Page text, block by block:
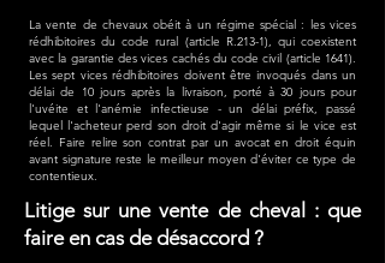
La vente de chevaux obéit à un régime spécial : les vices
rédhibitoires du code rural (article R.213-1), qui coexistent
avec la garantie des vices cachés du code civil (article 1641).
Les sept vices rédhibitoires doivent être invoqués dans un
délai de 10 jours après la livraison, porté à 30 jours pour
l'uvéite et l'anémie infectieuse - un délai préfix, passé
lequel l'acheteur perd son droit d'agir même si le vice est
réel. Faire relire son contrat par un avocat en droit équin
avant signature reste le meilleur moyen d'éviter ce type de
contentieux.
Litige sur une vente de cheval : que
faire en cas de désaccord ?